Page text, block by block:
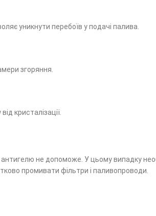
уникнути перебоїв у подачі палива.
згоряння.
кристалізації.
не допоможе. У цьому випадку
промивати фільтри і паливопроводи.